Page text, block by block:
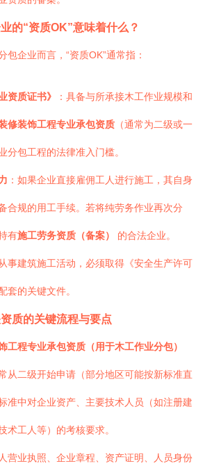
的“资质OK”意味着什么？
包企业而言，“资质OK”通常指：
资质证书》 ：具备与所承接木工作业规模和
修装饰工程专业承包资质 （通常为二级或一
分包工程的法律准入门槛。
：如果企业直接雇佣工人进行施工，其自身
合规的用工手续。若将纯劳务作业再次分
有施工劳务资质（备案） 的合法企业。
从事建筑施工活动，必须取得《安全生产许可
套的关键文件。
质的关键流程与要点
工程专业承包资质（用于木工作业分包）
从二级开始申请（部分地区可能按新标准直
准中对企业资产、主要技术人员（如注册建
术工人等）的考核要求。
营业执照、企业章程、资产证明、人员身份